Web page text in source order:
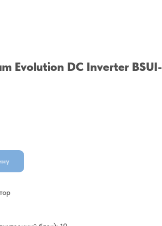
Evolution DC Inverter BSUI-